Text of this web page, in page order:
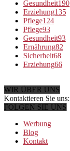
Gesundheit190
Erziehung135
Pflege124
Pflege93
Gesundheit93
Ernährung82
Sicherheit68
Erziehung66
WIR ÜBER UNS
Kontaktieren Sie uns:
FOLGEN SIE UNS
Werbung
Blog
Kontakt